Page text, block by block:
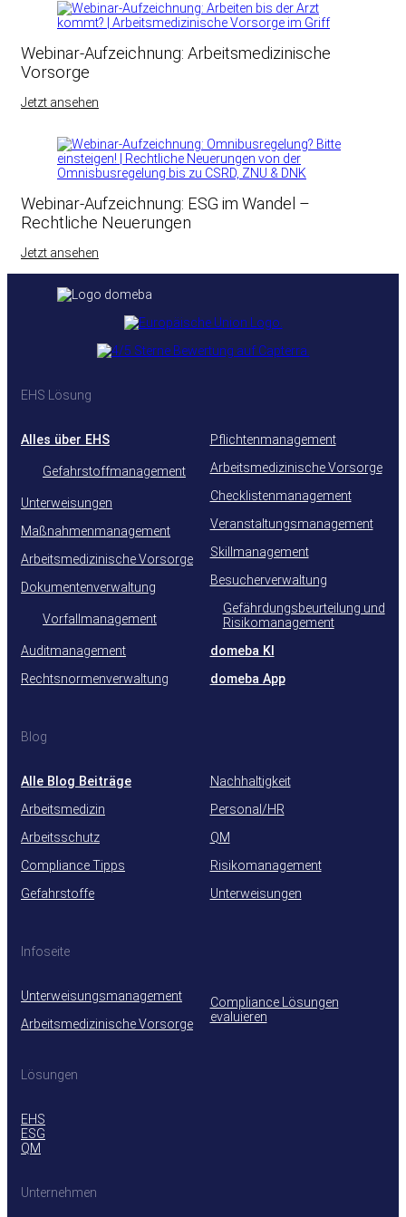
Webinar-Aufzeichnung: Arbeitsmedizinische
Vorsorge
Jetzt ansehen
Webinar-Aufzeichnung: ESG im Wandel –
Rechtliche Neuerungen
Jetzt ansehen
EHS Lösung
Alles über EHS
Gefahrstoffmanagement
Unterweisungen
Maßnahmenmanagement
Arbeitsmedizinische Vorsorge
Dokumentenverwaltung
Vorfallmanagement
Auditmanagement
Rechtsnormenverwaltung
Pflichtenmanagement
Arbeitsmedizinische Vorsorge
Checklistenmanagement
Veranstaltungsmanagement
Skillmanagement
Besucherverwaltung
Gefährdungsbeurteilung und
Risikomanagement
domeba KI
domeba App
Blog
Alle Blog Beiträge
Arbeitsmedizin
Arbeitsschutz
Compliance Tipps
Gefahrstoffe
Nachhaltigkeit
Personal/HR
QM
Risikomanagement
Unterweisungen
Infoseite
Unterweisungsmanagement
Arbeitsmedizinische Vorsorge
Compliance Lösungen
evaluieren
Lösungen
EHS
ESG
QM
Unternehmen